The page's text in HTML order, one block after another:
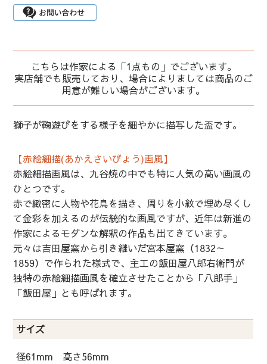
こちらは作家による「1点もの」でございます。
実店舗でも販売しており、場合によりましては商品のご
用意が難しい場合がございます。
獅子が鞠遊びをする様子を細やかに描写した盃です。
【赤絵細描(あかえさいびょう)画風】
赤絵細描画風は、九谷焼の中でも特に人気の高い画風の
ひとつです。
赤で緻密に人物や花鳥を描き、周りを小紋で埋め尽くし
て金彩を加えるのが伝統的な画風ですが、近年は新進の
作家によるモダンな解釈の作品も出てきています。
元々は吉田屋窯から引き継いだ宮本屋窯（1832～
1859）で作られた様式で、主工の飯田屋八郎右衛門が
独特の赤絵細描画風を確立させたことから「八郎手」
「飯田屋」とも呼ばれます。
サイズ
径61mm 高さ56mm